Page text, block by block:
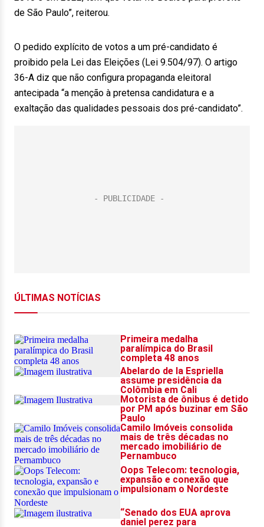
de São Paulo”, reiterou.
O pedido explícito de votos a um pré-candidato é
proibido pela Lei das Eleições (Lei 9.504/97). O artigo
36-A diz que não configura propaganda eleitoral
antecipada “a menção à pretensa candidatura e a
exaltação das qualidades pessoais dos pré-candidato”.